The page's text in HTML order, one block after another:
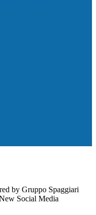
by Gruppo Spaggiari
Social Media